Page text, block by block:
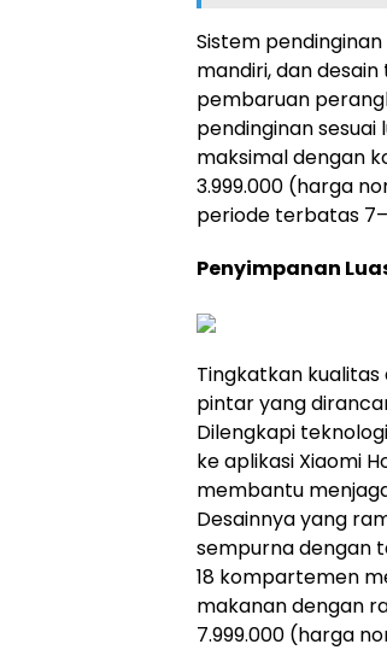
Sistem
mandiri, dan
pembaruan
pendinginan
maksimal dengan
3.999.000 (harga
periode terbatas
Penyimpanan
Tingkatkan kualitas
pintar yang
Dilengkapi
ke aplikasi Xiaomi
membantu
Desainnya yang
sempurna dengan
18 kompartemen
makanan dengan
7.999.000 (harga